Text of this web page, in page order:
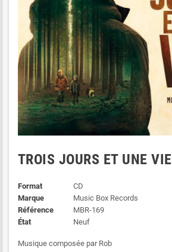
TROIS JOURS ET UNE VIE
Format
CD
Marque
Music Box Records
Référence
MBR-169
État
Neuf
Musique composée par Rob